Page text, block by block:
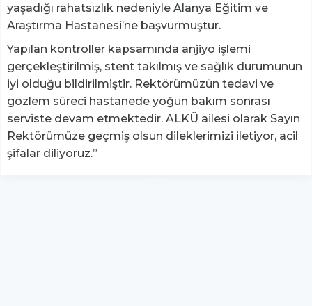
yaşadığı rahatsızlık nedeniyle Alanya Eğitim ve
Araştırma Hastanesi’ne başvurmuştur.
Yapılan kontroller kapsamında anjiyo işlemi
gerçekleştirilmiş, stent takılmış ve sağlık durumunun
iyi olduğu bildirilmiştir. Rektörümüzün tedavi ve
gözlem süreci hastanede yoğun bakım sonrası
serviste devam etmektedir. ALKÜ ailesi olarak Sayın
Rektörümüze geçmiş olsun dileklerimizi iletiyor, acil
şifalar diliyoruz.”